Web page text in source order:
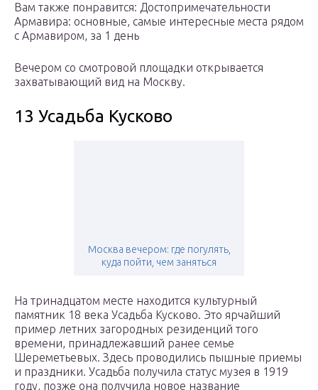
Вам также понравится: Достопримечательности
Армавира: основные, самые интересные места рядом
с Армавиром, за 1 день
Вечером со смотровой площадки открывается
захватывающий вид на Москву.
13 Усадьба Кусково
Москва вечером: где погулять,
куда пойти, чем заняться
На тринадцатом месте находится культурный
памятник 18 века Усадьба Кусково. Это ярчайший
пример летних загородных резиденций того
времени, принадлежавший ранее семье
Шереметьевых. Здесь проводились пышные приемы
и праздники. Усадьба получила статус музея в 1919
году, позже она получила новое название